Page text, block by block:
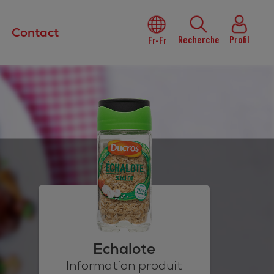
Contact
Fr-Fr Recherche Profil
Echalote
Information produit